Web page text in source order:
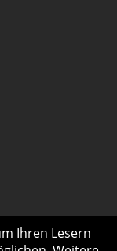
Ihren Lesern